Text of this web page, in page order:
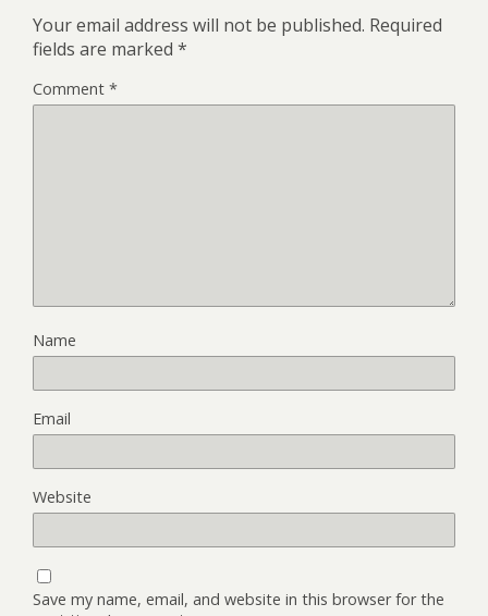
Your email address will not be published. Required
fields are marked *
Comment *
Name
Email
Website
Save my name, email, and website in this browser for the